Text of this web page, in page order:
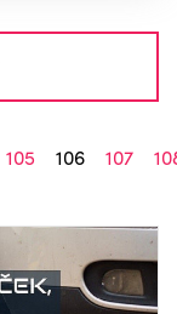
105 106 107